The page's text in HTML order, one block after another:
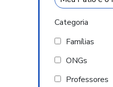
Categoria
Famílias
ONGs
Professores